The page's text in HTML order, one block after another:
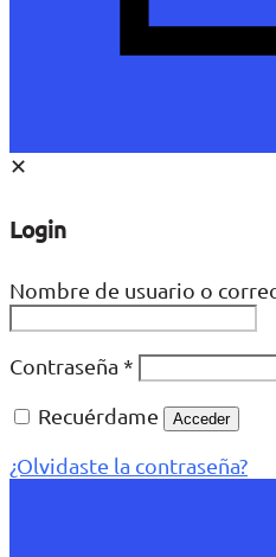
✕
Login
Nombre de usuario o
Contraseña *
Recuérdame
Acceder
¿Olvidaste la contraseña?